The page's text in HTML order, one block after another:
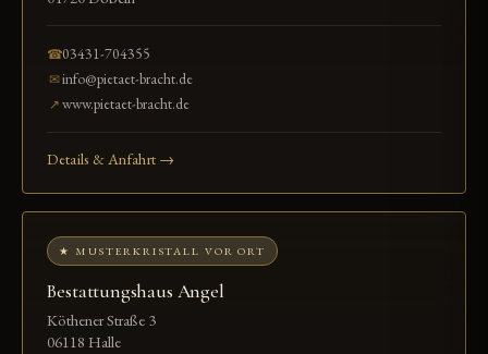
☎03431-704355
✉info@pietaet-bracht.de
↗www.pietaet-bracht.de
Details & Anfahrt →
★ MUSTERKRISTALL VOR ORT
Bestattungshaus Angel
Köthener Straße 3
06118 Halle